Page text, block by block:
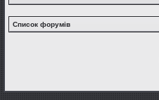
Список форумів